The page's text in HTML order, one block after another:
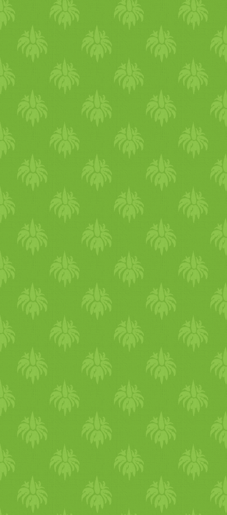
kenegetem a bőrömet
rózsavízzel vagy spriccelem
magamra. Szuper jól hűsít.
Táplálkozás Júniusban
könnyű és hűsítő étkezés
ajánlott. A melegben nagyon
jók az édes, keserű és fanyar
ízek. A gyümölcsök
lehetnekdélelőtt vagy kora
délután, mert feltöltik a
vitamin és ásványi anyag
készletedet, segítenek a
kimerültség ellen, javítják az
emésztés hatékonyságát.
Júniusban nekem a
cseresznye és az áfonya a
szupersztár. Kiválóak a
saláták, csírák és nagyobb
víztartalmú zöldségek - tök,